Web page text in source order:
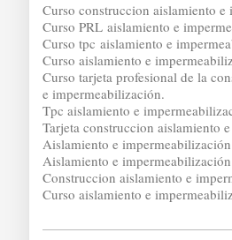
Curso construccion aislamiento
Curso PRL aislamiento e
Curso tpc aislamiento e
Curso aislamiento e
Curso tarjeta profesional de la
e impermeabilización.
Tpc aislamiento e
Tarjeta construccion aislamiento
Aislamiento e
Aislamiento e
Construccion aislamiento e
Curso aislamiento e